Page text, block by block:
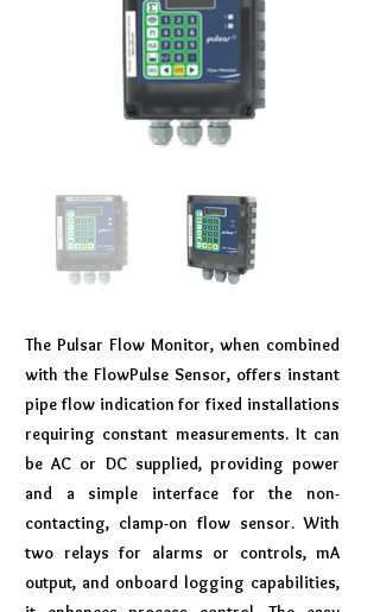
The Pulsar Flow Monitor, when combined
with the FlowPulse Sensor, offers instant
pipe flow indication for fixed installations
requiring constant measurements. It can
be AC or DC supplied, providing power
and a simple interface for the non-
contacting, clamp-on flow sensor. With
two relays for alarms or controls, mA
output, and onboard logging capabilities,